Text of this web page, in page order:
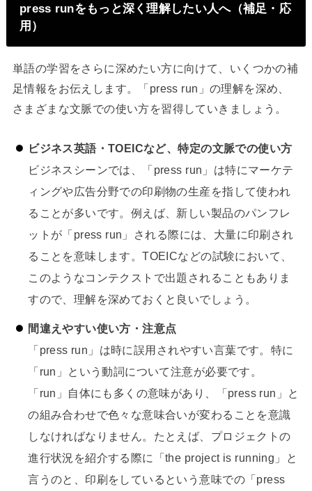
press runをもっと深く理解したい人へ（補足・応
用）
単語の学習をさらに深めたい方に向けて、いくつかの補
足情報をお伝えします。「press run」の理解を深め、
さまざまな文脈での使い方を習得していきましょう。
ビジネス英語・TOEICなど、特定の文脈での使い方
ビジネスシーンでは、「press run」は特にマーケテ
ィングや広告分野での印刷物の生産を指して使われ
ることが多いです。例えば、新しい製品のパンフレ
ットが「press run」される際には、大量に印刷され
ることを意味します。TOEICなどの試験において、
このようなコンテクストで出題されることもありま
すので、理解を深めておくと良いでしょう。
間違えやすい使い方・注意点
「press run」は時に誤用されやすい言葉です。特に
「run」という動詞について注意が必要です。
「run」自体にも多くの意味があり、「press run」と
の組み合わせで色々な意味合いが変わることを意識
しなければなりません。たとえば、プロジェクトの
進行状況を紹介する際に「the project is running」と
言うのと、印刷をしているという意味での「press